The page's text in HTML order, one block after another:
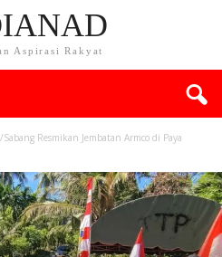
Aspirasi Rakyat
Resmikan Jembatan Armco di Paya